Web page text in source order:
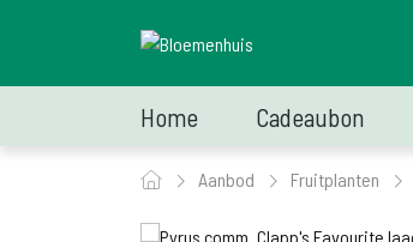
Home Cadeaubon
Aanbod Fruitplanten